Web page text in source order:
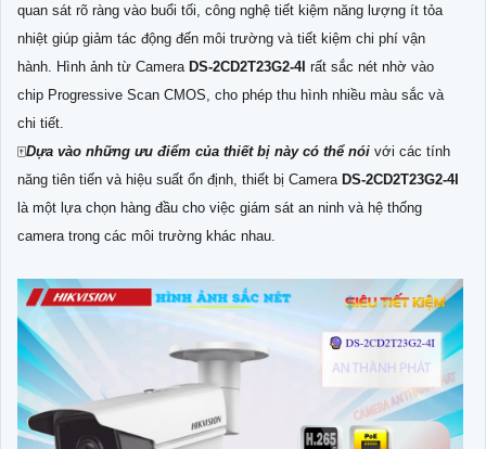
quan sát rõ ràng vào buổi tối, công nghệ tiết kiệm năng lượng ít tỏa
nhiệt giúp giảm tác động đến môi trường và tiết kiệm chi phí vận
hành. Hình ảnh từ Camera DS-2CD2T23G2-4I rất sắc nét nhờ vào
chip Progressive Scan CMOS, cho phép thu hình nhiều màu sắc và
chi tiết.
🀄Dựa vào những ưu điểm của thiết bị này có thể nói với các tính
năng tiên tiến và hiệu suất ổn định, thiết bị Camera DS-2CD2T23G2-4I
là một lựa chọn hàng đầu cho việc giám sát an ninh và hệ thống
camera trong các môi trường khác nhau.